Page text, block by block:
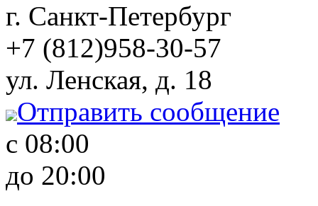
г. Санкт-Петербург
+7 (812)958-30-57
ул. Ленская, д. 18
Отправить сообщение
с 08:00
до 20:00